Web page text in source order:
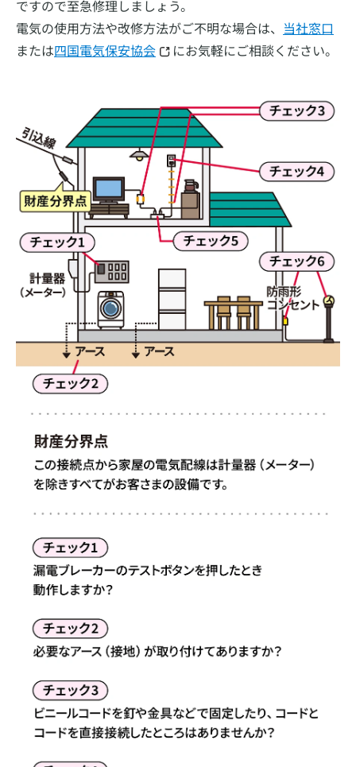
ですので至急修理しましょう。
電気の使用方法や改修方法がご不明な場合は、 当社窓口
または四国電気保安協会 にお気軽にご相談ください。